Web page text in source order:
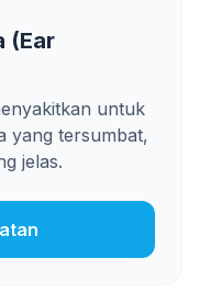
(Ear
untuk
yang tersumbat,
jelas.